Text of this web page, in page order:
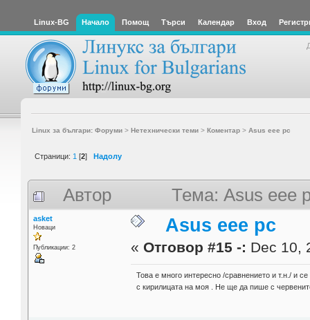
Linux-BG Начало Помощ Търси Календар Вход
Linux за българи: Форуми> Нетехнически теми> Коментар> Asus eee pc
Страници: 1 [2] Надолу
Автор Тема: Asus eee
asket
Новаци
Публикации: 2
Asus eee pc
« Отговор #15 -: Dec 10,
Това е много интересно /сравнението и т.н./ и
с кирилицата на моя . Не ще да пише с